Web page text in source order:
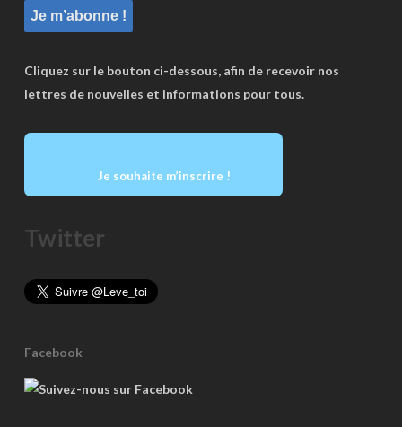
Cliquez sur le bouton ci-dessous, afin de recevoir nos
lettres de nouvelles et informations pour tous.
Je souhaite m’inscrire !
Twitter
Facebook